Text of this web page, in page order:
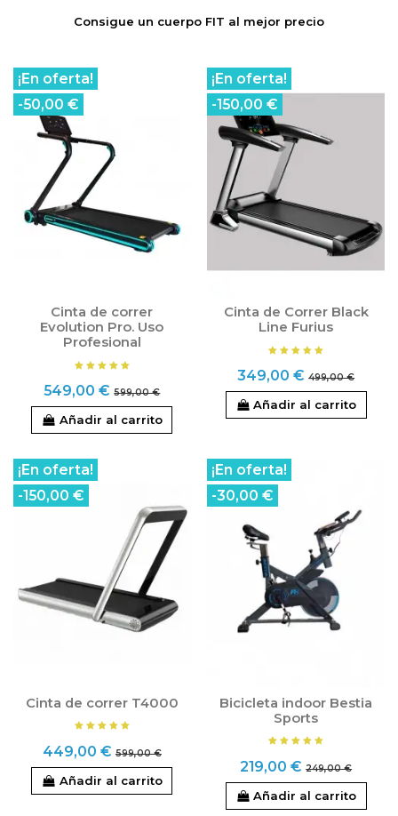
Consigue un cuerpo FIT al mejor precio
¡En oferta!
-50,00 €
Cinta de correr
Evolution Pro. Uso
Profesional
549,00 € 599,00 €
Añadir al carrito
¡En oferta!
-150,00 €
Cinta de Correr Black
Line Furius
349,00 € 499,00 €
Añadir al carrito
¡En oferta!
-150,00 €
Cinta de correr T4000
449,00 € 599,00 €
Añadir al carrito
¡En oferta!
-30,00 €
Bicicleta indoor Bestia
Sports
219,00 € 249,00 €
Añadir al carrito